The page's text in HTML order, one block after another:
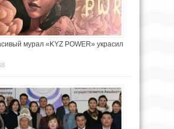
мурал «KYZ POWER» украсил